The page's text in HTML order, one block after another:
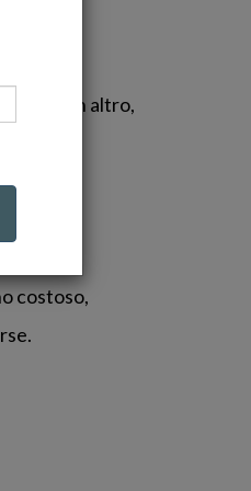
che un altro,
costoso,